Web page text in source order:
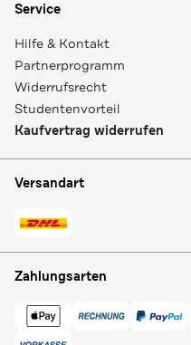
Service
Hilfe & Kontakt
Partnerprogramm
Widerrufsrecht
Studentenvorteil
Kaufvertrag widerrufen
Versandart
Zahlungsarten